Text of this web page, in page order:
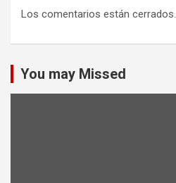
Los comentarios están cerrados.
You may Missed